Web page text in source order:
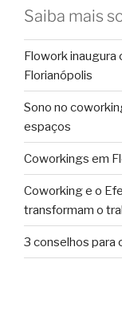
Saiba mais
Flowork inaugura
Florianópolis
Sono no
espaços
Coworkings em
Coworking e o
transformam o
3 conselhos para